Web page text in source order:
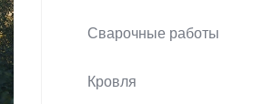
Сварочные работы
Кровля